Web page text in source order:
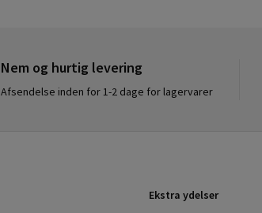
Nem og hurtig levering
Afsendelse inden for 1-2 dage for lagervarer
Ekstra ydelser